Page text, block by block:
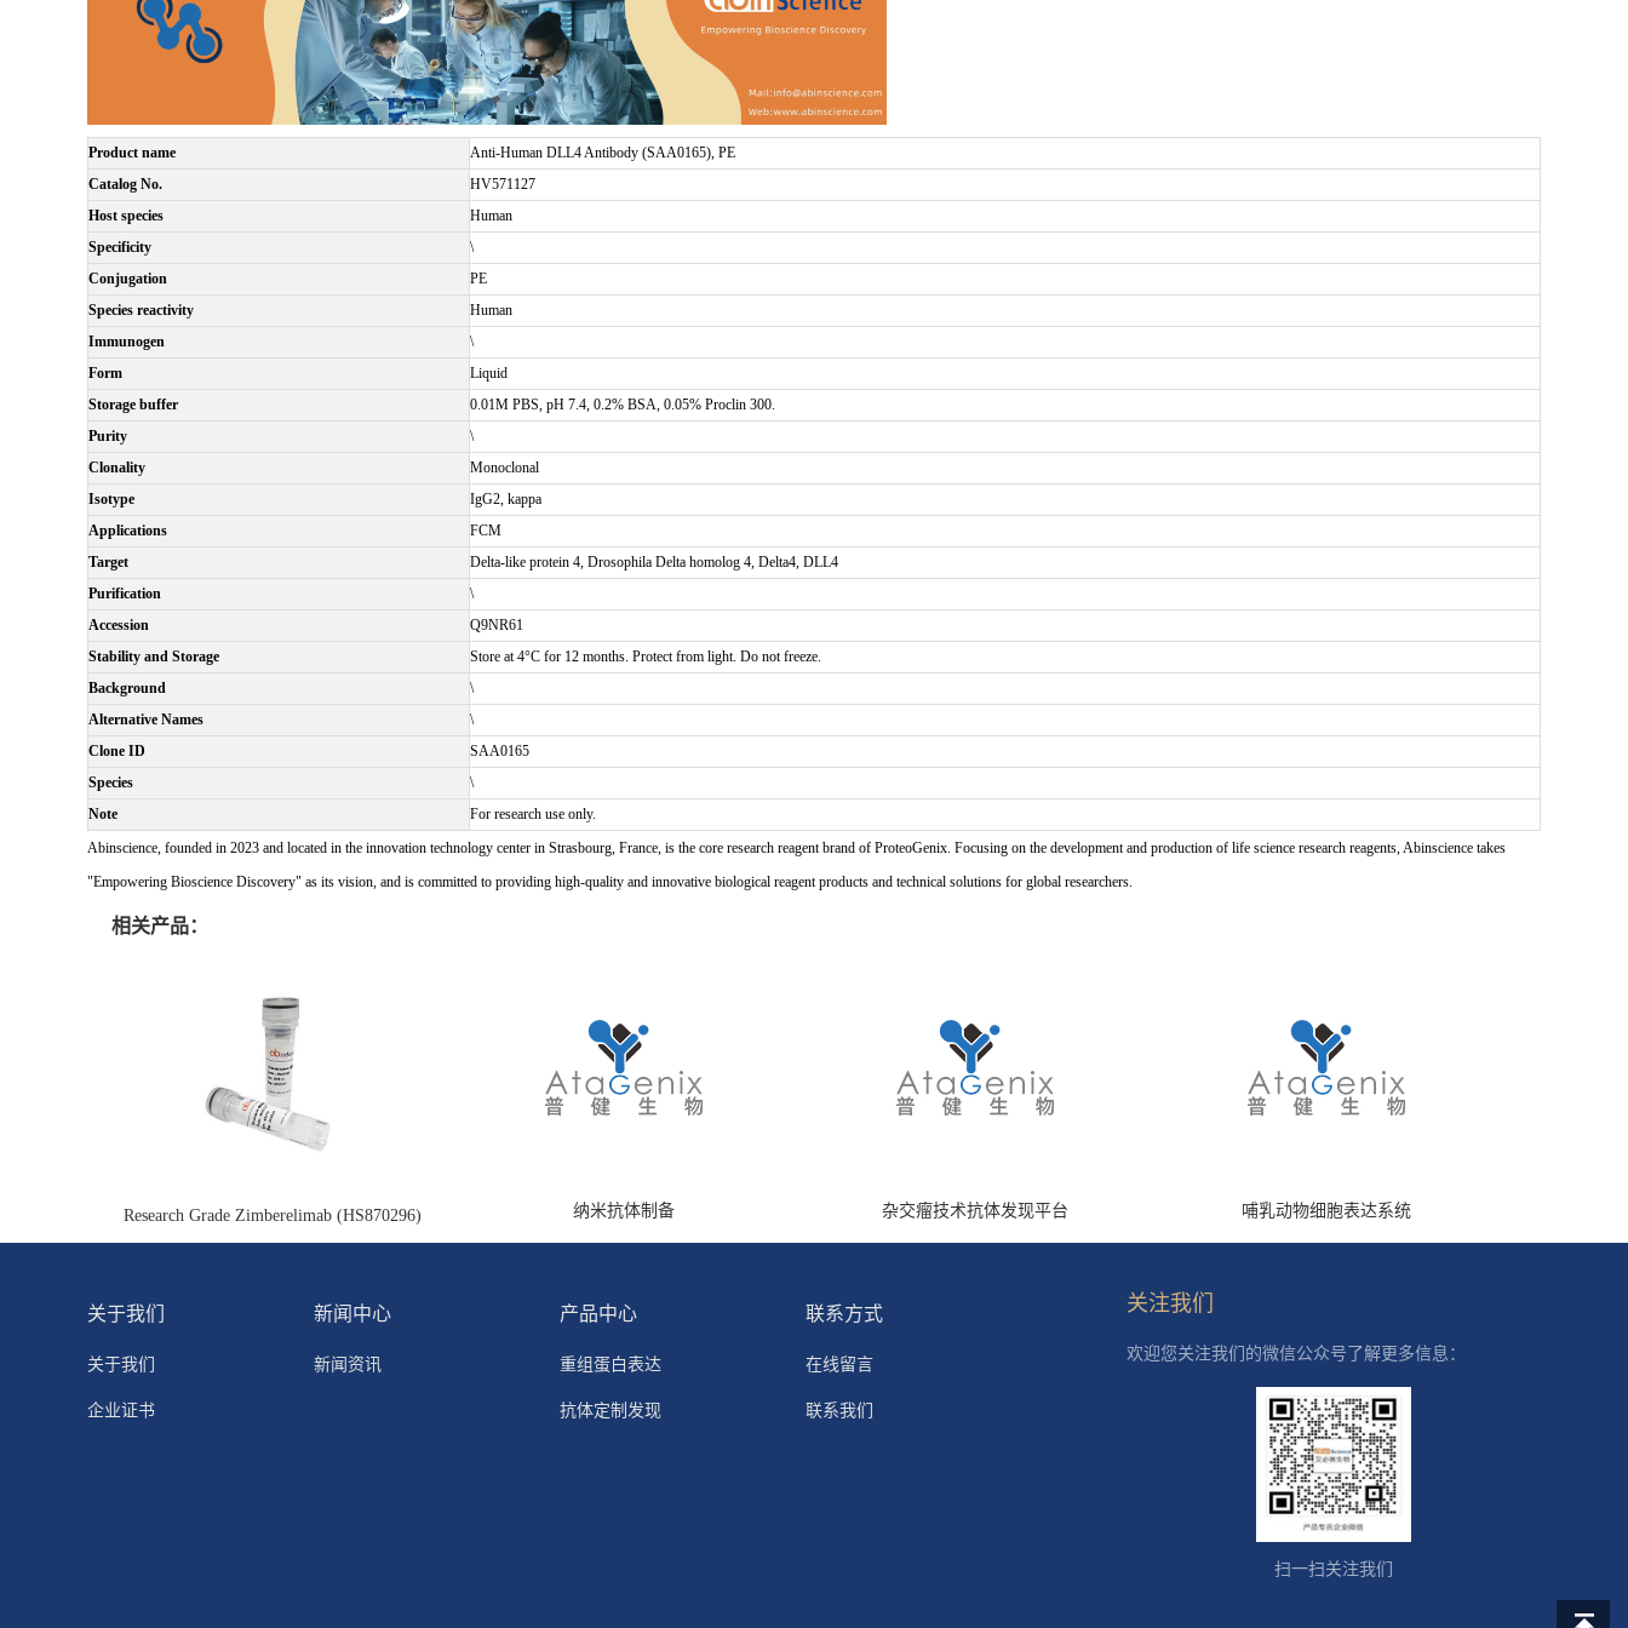
Product name
Anti-Human DLL4 Antibody (SAA0165), PE
Catalog No.
HV571127
Host species
Human
Specificity
\
Conjugation
PE
Species reactivity
Human
Immunogen
\
Form
Liquid
Storage buffer
0.01M PBS, pH 7.4, 0.2% BSA, 0.05% Proclin 300.
Purity
\
Clonality
Monoclonal
Isotype
IgG2, kappa
Applications
FCM
Target
Delta-like protein 4, Drosophila Delta homolog 4, Delta4, DLL4
Purification
\
Accession
Q9NR61
Stability and Storage
Store at 4°C for 12 months. Protect from light. Do not freeze.
Background
\
Alternative Names
\
Clone ID
SAA0165
Species
\
Note
For research use only.
Abinscience, founded in 2023 and located in the innovation technology center in Strasbourg, France, is the core research reagent brand of ProteoGenix. Focusing on the development and production of life science research reagents, Abinscience takes
"Empowering Bioscience Discovery" as its vision, and is committed to providing high-quality and innovative biological reagent products and technical solutions for global researchers.
相关产品：
Research Grade Zimberelimab (HS870296) 纳米抗体制备 杂交瘤技术抗体发现平台 哺乳动物细胞表达系统
关于我们
关于我们
企业证书
新闻中心
新闻资讯
产品中心
重组蛋白表达
抗体定制发现
联系方式
在线留言
联系我们
关注我们
欢迎您关注我们的微信公众号了解更多信息：
扫一扫关注我们